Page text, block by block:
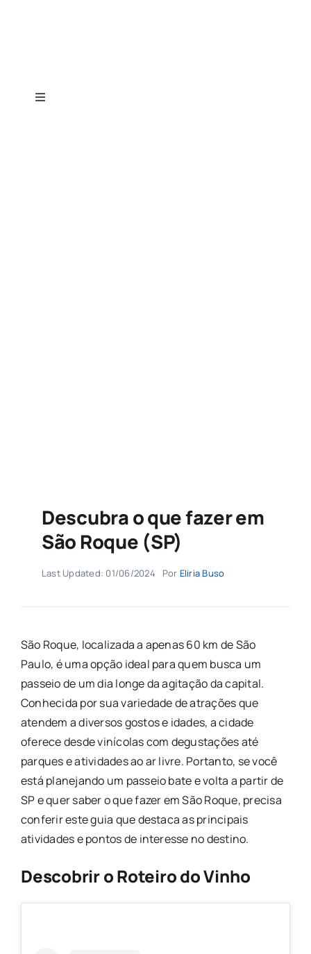
Toggle
Descubra o que fazer em
São Roque (SP)
Last Updated: 01/06/2024 Por Eliria Buso
São Roque, localizada a apenas 60 km de São
Paulo, é uma opção ideal para quem busca um
passeio de um dia longe da agitação da capital.
Conhecida por sua variedade de atrações que
atendem a diversos gostos e idades, a cidade
oferece desde vinícolas com degustações até
parques e atividades ao ar livre. Portanto, se você
está planejando um passeio bate e volta a partir de
SP e quer saber o que fazer em São Roque, precisa
conferir este guia que destaca as principais
atividades e pontos de interesse no destino.
Descobrir o Roteiro do Vinho